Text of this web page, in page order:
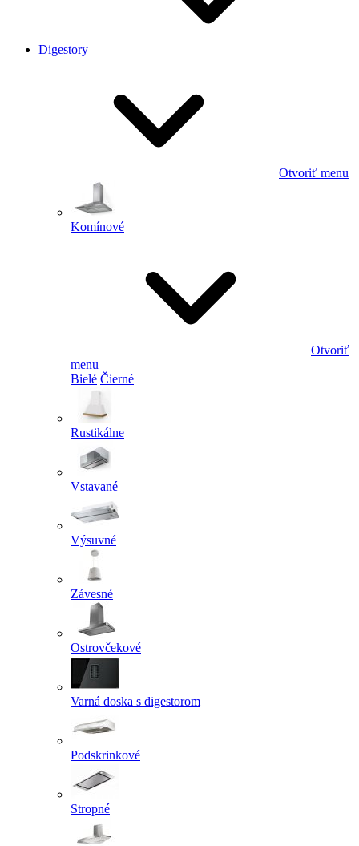
Digestory
Otvoriť menu
Komínové
Otvoriť
menu
Bielé Čierné
Rustikálne
Vstavané
Výsuvné
Závesné
Ostrovčekové
Varná doska s digestorom
Podskrinkové
Stropné